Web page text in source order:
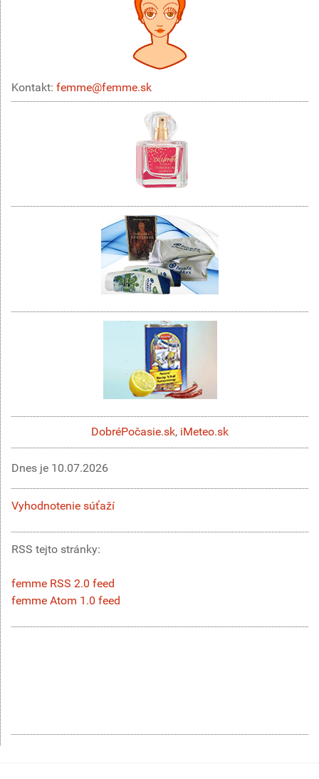
Kontakt: femme@femme.sk
DobréPočasie.sk, iMeteo.sk
Dnes je 10.07.2026
Vyhodnotenie súťaží
RSS tejto stránky:
femme RSS 2.0 feed
femme Atom 1.0 feed